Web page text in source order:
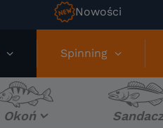
Nowości
Spinning
Okoń Sandacz